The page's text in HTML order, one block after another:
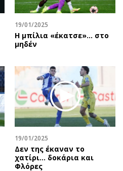
19/01/2025
Η μπίλια «έκατσε»… στο
μηδέν
19/01/2025
Δεν της έκαναν το
χατίρι… δοκάρια και
Φλόρες